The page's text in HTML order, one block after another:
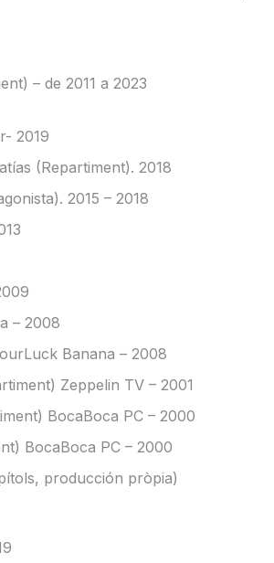
– de 2011 a 2023
2019
(Repartiment). 2018
2015 – 2018
– 2008
Banana – 2008
Zeppelin TV – 2001
BocaBoca PC – 2000
BocaBoca PC – 2000
producción pròpia)